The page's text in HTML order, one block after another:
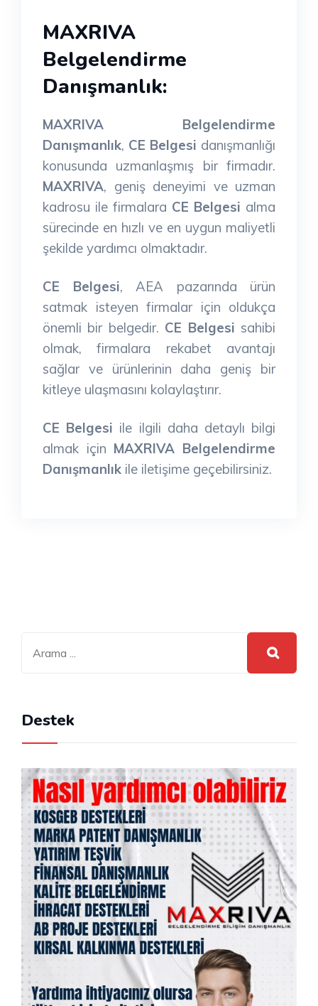
MAXRIVA
Belgelendirme
Danışmanlık:
MAXRIVA Belgelendirme
Danışmanlık, CE Belgesi danışmanlığı
konusunda uzmanlaşmış bir firmadır.
MAXRIVA, geniş deneyimi ve uzman
kadrosu ile firmalara CE Belgesi alma
sürecinde en hızlı ve en uygun maliyetli
şekilde yardımcı olmaktadır.
CE Belgesi, AEA pazarında ürün
satmak isteyen firmalar için oldukça
önemli bir belgedir. CE Belgesi sahibi
olmak, firmalara rekabet avantajı
sağlar ve ürünlerinin daha geniş bir
kitleye ulaşmasını kolaylaştırır.
CE Belgesi ile ilgili daha detaylı bilgi
almak için MAXRIVA Belgelendirme
Danışmanlık ile iletişime geçebilirsiniz.
Destek